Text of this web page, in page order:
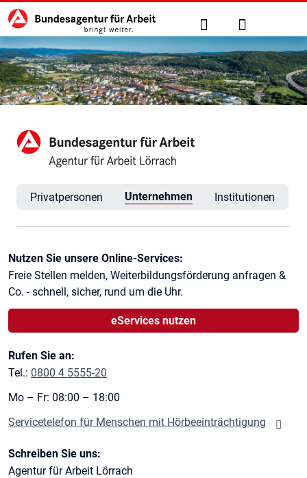
zu den Hauptinhalten springen
Hauptnavigation Suche Anmelden
Agentur für Arbeit Lörrach
Privatpersonen Unternehmen Institutionen
Kontaktinformationen
Nutzen Sie unsere Online-Services:
Freie Stellen melden, Weiterbildungsförderung anfragen &
Co. - schnell, sicher, rund um die Uhr.
eServices nutzen
Rufen Sie an:
Tel.: 0800 4 5555-20
Mo – Fr: 08:00 – 18:00
Servicetelefon für Menschen mit Hörbeeinträchtigung
Schreiben Sie uns:
Agentur für Arbeit Lörrach